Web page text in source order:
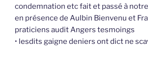
condemnation etc fait et passé à
en présence de Aulbin Bienvenu et
praticiens audit Angers tesmoings
• lesdits gaigne deniers ont dict ne